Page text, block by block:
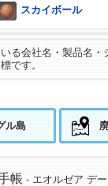
スカイボール
る会社名・製品名・
です。
ル島
帳 - エオルゼア デ